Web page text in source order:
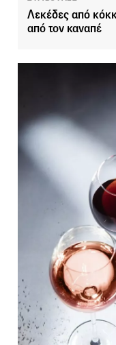
Λεκέδες από
από τον καναπέ